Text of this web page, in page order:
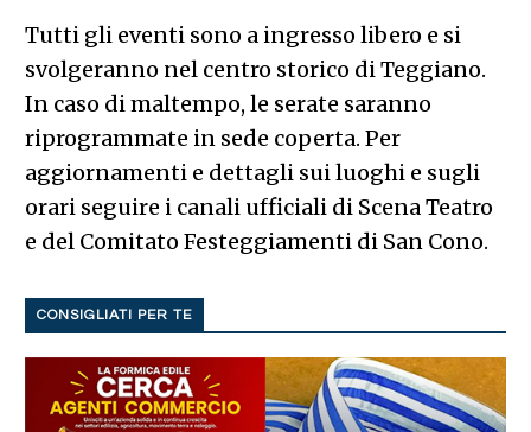
Tutti gli eventi sono a ingresso libero e si
svolgeranno nel centro storico di Teggiano.
In caso di maltempo, le serate saranno
riprogrammate in sede coperta. Per
aggiornamenti e dettagli sui luoghi e sugli
orari seguire i canali ufficiali di Scena Teatro
e del Comitato Festeggiamenti di San Cono.
CONSIGLIATI PER TE